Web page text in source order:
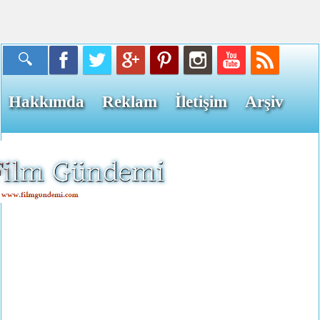
Hakkımda Reklam İletişim Arşiv